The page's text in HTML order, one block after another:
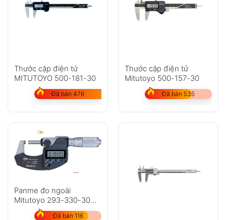
Thước cặp điện tử
MITUTOYO 500-181-30
Đã bán 476
Thước cặp điện tử
Mitutoyo 500-157-30
Đã bán 535
Panme đo ngoài
Mitutoyo 293-330-30
dải đo 0-25mm
Đã bán 116